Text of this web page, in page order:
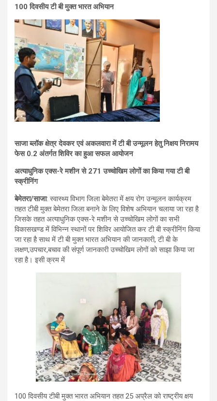
100 दिवसीय टी बी मुक्त भारत अभियान
साजा ब्लॉक क्षेत्र देवकर एवं अकलवारा में टी बी उन्मूलन हेतु निक्षय निरामय
फेस 0.2 अंतर्गत शिविर का हुआ सफल आयोजन
अत्याधुनिक एक्स-रे मशीन से 271 उच्चोखिम लोगों का किया गया टी बी
स्क्रीनिंग
बेमेतरा/साजा: स्वास्थ्य विभाग जिला बेमेतरा में क्षय रोग उन्मूलन कार्यक्रम
तहत टीबी मुक्त बेमेतरा जिला बनाने के लिए विशेष अभियान चलाया जा रहा है
जिसके तहत अत्याधुनिक एक्स-रे मशीन से उच्चोखिम लोगों का सभी
विकासखण्ड में विभिन्न स्थानों पर शिविर आयोजित कर टी बी स्क्रीनिंग किया
जा रहा है साथ में टी बी मुक्त भारत अभियान की जानकारी, टी बी के
लक्षण,उपचार,बचाव की संपूर्ण जानकारी उच्चोखिम लोगों को साझा किया जा
रहा है। इसी क्रम में
100 दिवसीय टीबी मुक्त भारत अभियान तहत 25 अप्रैल को राष्ट्रीय क्षय